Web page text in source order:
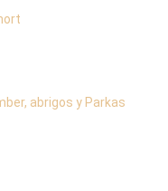
abrigos y Parkas